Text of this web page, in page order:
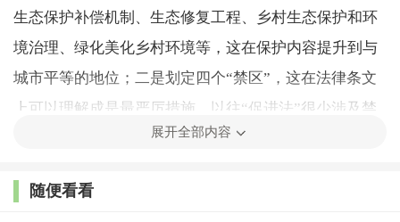
生态保护补偿机制、生态修复工程、乡村生态保护和环
境治理、绿化美化乡村环境等，这在保护内容提升到与
城市平等的地位；二是划定四个“禁区”，这在法律条文
上可以理解成是最严厉措施，以往“促进法”很少涉及禁
止条文的。四个“禁区”即：（1）禁止将污染环境、破坏
市化和工业化的污染物，是有目共睹的。（2）禁止违法
展开全部内容
随便看看